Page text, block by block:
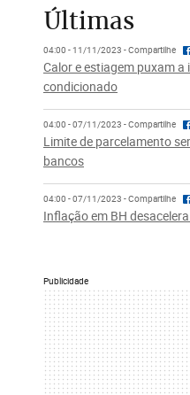
Últimas
04:00 - 11/11/2023 - Compartilhe
Calor e estiagem puxam a
condicionado
04:00 - 07/11/2023 - Compartilhe
Limite de parcelamento
bancos
04:00 - 07/11/2023 - Compartilhe
Inflação em BH
Publicidade